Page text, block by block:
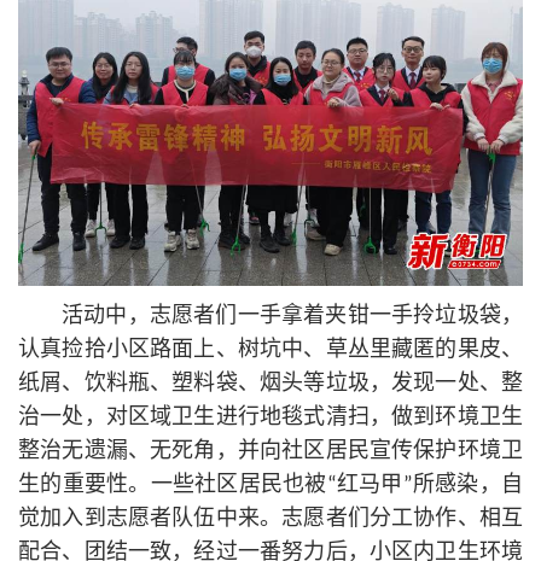
活动中，志愿者们一手拿着夹钳一手拎垃圾袋，
认真捡拾小区路面上、树坑中、草丛里藏匿的果皮、
纸屑、饮料瓶、塑料袋、烟头等垃圾，发现一处、整
治一处，对区域卫生进行地毯式清扫，做到环境卫生
整治无遗漏、无死角，并向社区居民宣传保护环境卫
生的重要性。一些社区居民也被“红马甲”所感染，自
觉加入到志愿者队伍中来。志愿者们分工协作、相互
配合、团结一致，经过一番努力后，小区内卫生环境